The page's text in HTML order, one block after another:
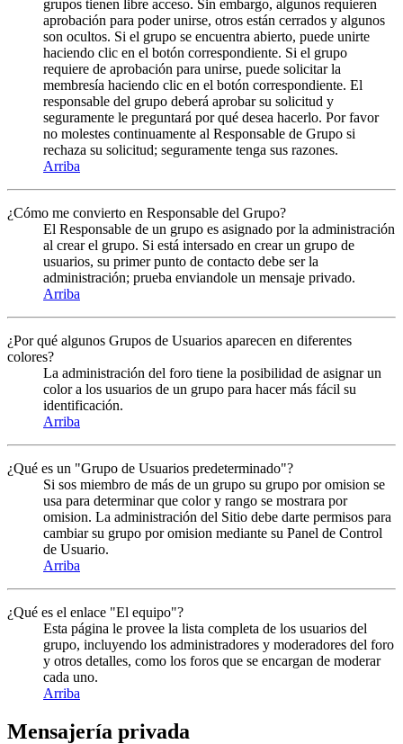
grupos tienen libre acceso. Sin embargo, algunos requieren
aprobación para poder unirse, otros están cerrados y algunos
son ocultos. Si el grupo se encuentra abierto, puede unirte
haciendo clic en el botón correspondiente. Si el grupo
requiere de aprobación para unirse, puede solicitar la
membresía haciendo clic en el botón correspondiente. El
responsable del grupo deberá aprobar su solicitud y
seguramente le preguntará por qué desea hacerlo. Por favor
no molestes continuamente al Responsable de Grupo si
rechaza su solicitud; seguramente tenga sus razones.
Arriba
¿Cómo me convierto en Responsable del Grupo?
El Responsable de un grupo es asignado por la administración
al crear el grupo. Si está intersado en crear un grupo de
usuarios, su primer punto de contacto debe ser la
administración; prueba enviandole un mensaje privado.
Arriba
¿Por qué algunos Grupos de Usuarios aparecen en diferentes
colores?
La administración del foro tiene la posibilidad de asignar un
color a los usuarios de un grupo para hacer más fácil su
identificación.
Arriba
¿Qué es un "Grupo de Usuarios predeterminado"?
Si sos miembro de más de un grupo su grupo por omision se
usa para determinar que color y rango se mostrara por
omision. La administración del Sitio debe darte permisos para
cambiar su grupo por omision mediante su Panel de Control
de Usuario.
Arriba
¿Qué es el enlace "El equipo"?
Esta página le provee la lista completa de los usuarios del
grupo, incluyendo los administradores y moderadores del foro
y otros detalles, como los foros que se encargan de moderar
cada uno.
Arriba
Mensajería privada